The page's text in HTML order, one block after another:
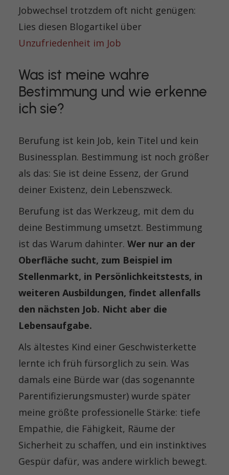
Jobwechsel trotzdem oft nicht genügen:
Lies diesen Blogartikel über
Unzufriedenheit im Job
Was ist meine wahre
Bestimmung und wie erkenne
ich sie?
Berufung ist kein Job, kein Titel und kein
Businessplan. Bestimmung ist noch größer
als das: Sie ist deine Essenz, der Grund
deiner Existenz, dein Lebenszweck.
Berufung ist das Werkzeug, mit dem du
deine Bestimmung umsetzt. Bestimmung
ist das Warum dahinter. Wer nur an der
Oberfläche sucht, zum Beispiel im
Stellenmarkt, in Persönlichkeitstests, in
weiteren Ausbildungen, findet allenfalls
den nächsten Job. Nicht aber die
Lebensaufgabe.
Als ältestes Kind einer Geschwisterkette
lernte ich früh fürsorglich zu sein. Was
damals eine Bürde war (das sogenannte
Parentifizierungsmuster) wurde später
meine größte professionelle Stärke: tiefe
Empathie, die Fähigkeit, Räume der
Sicherheit zu schaffen, und ein instinktives
Gespür dafür, was andere wirklich bewegt.